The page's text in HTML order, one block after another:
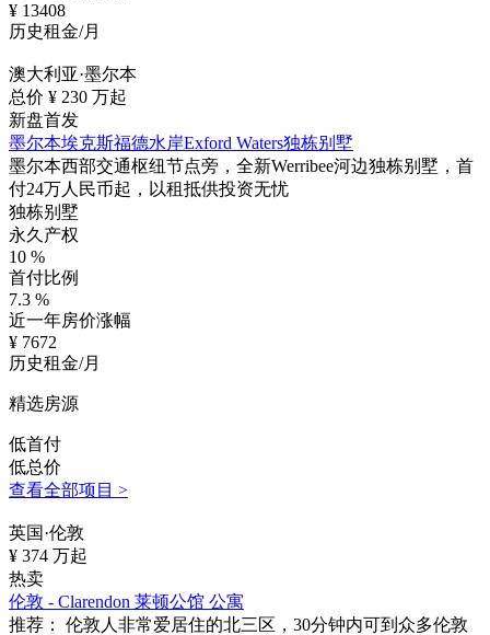
¥ 13408
历史租金/月
澳大利亚·墨尔本
总价 ¥ 230 万起
新盘首发
墨尔本埃克斯福德水岸Exford Waters独栋别墅
墨尔本西部交通枢纽节点旁，全新Werribee河边独栋别墅，首
付24万人民币起，以租抵供投资无忧
独栋别墅
永久产权
10 %
首付比例
7.3 %
近一年房价涨幅
¥ 7672
历史租金/月
精选房源
低首付
低总价
查看全部项目 >
英国·伦敦
¥ 374 万起
热卖
伦敦 - Clarendon 莱顿公馆 公寓
推荐：
伦敦人非常爱居住的北三区，30分钟内可到众多伦敦